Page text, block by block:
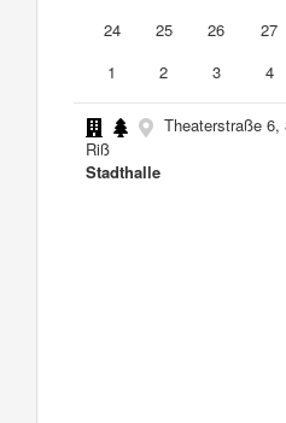
24
25 26 27
1
2 3 4
Theaterstraße 6,
Riß
Stadthalle